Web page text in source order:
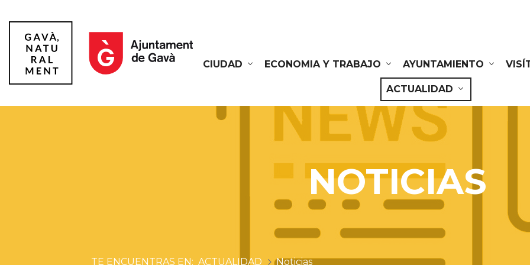
CIUDAD
ECONOMIA Y TRABAJO AYUNTAMIENTO
ACTUALIDAD
NOTICIAS
ACTUALIDAD Noticias